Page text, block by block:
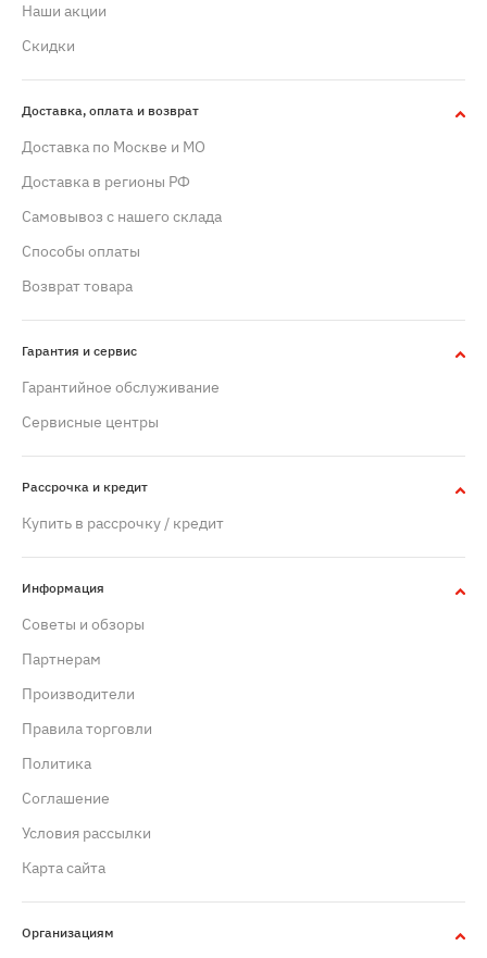
Наши акции
Скидки
Доставка, оплата и возврат
Доставка по Москве и МО
Доставка в регионы РФ
Самовывоз с нашего склада
Способы оплаты
Возврат товара
Гарантия и сервис
Гарантийное обслуживание
Сервисные центры
Рассрочка и кредит
Купить в рассрочку / кредит
Информация
Советы и обзоры
Партнерам
Производители
Правила торговли
Политика
Cоглашение
Условия рассылки
Карта сайта
Организациям